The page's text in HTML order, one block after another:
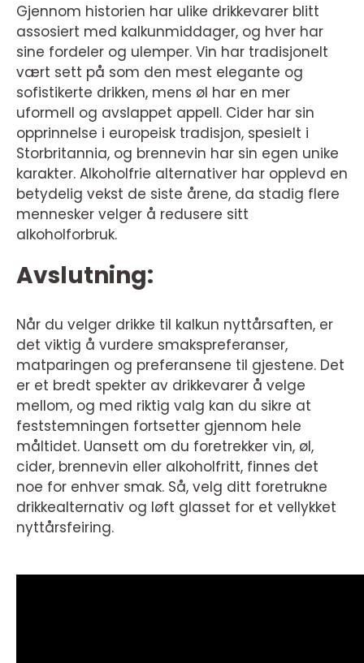
Gjennom historien har ulike drikkevarer blitt
assosiert med kalkunmiddager, og hver har
sine fordeler og ulemper. Vin har tradisjonelt
vært sett på som den mest elegante og
sofistikerte drikken, mens øl har en mer
uformell og avslappet appell. Cider har sin
opprinnelse i europeisk tradisjon, spesielt i
Storbritannia, og brennevin har sin egen unike
karakter. Alkoholfrie alternativer har opplevd en
betydelig vekst de siste årene, da stadig flere
mennesker velger å redusere sitt
alkoholforbruk.
Avslutning:
Når du velger drikke til kalkun nyttårsaften, er
det viktig å vurdere smakspreferanser,
matparingen og preferansene til gjestene. Det
er et bredt spekter av drikkevarer å velge
mellom, og med riktig valg kan du sikre at
feststemningen fortsetter gjennom hele
måltidet. Uansett om du foretrekker vin, øl,
cider, brennevin eller alkoholfritt, finnes det
noe for enhver smak. Så, velg ditt foretrukne
drikkealternativ og løft glasset for et vellykket
nyttårsfeiring.